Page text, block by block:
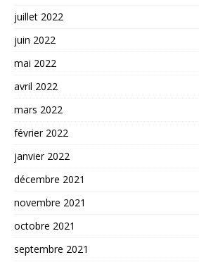
juillet 2022
juin 2022
mai 2022
avril 2022
mars 2022
février 2022
janvier 2022
décembre 2021
novembre 2021
octobre 2021
septembre 2021